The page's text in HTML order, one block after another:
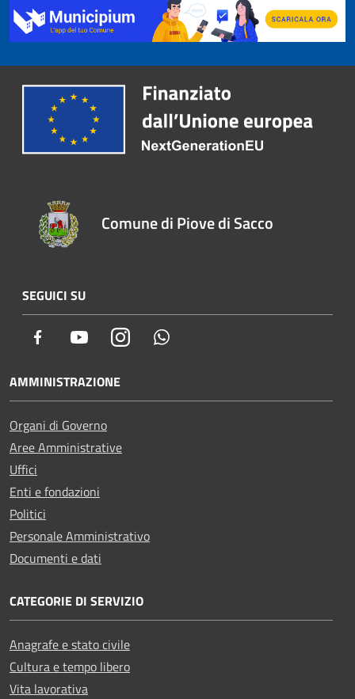
Comune di Piove di Sacco
SEGUICI SU
Facebook YoutubeInstagram
AMMINISTRAZIONE
Organi di Governo
Aree Amministrative
Uffici
Enti e fondazioni
Politici
Personale Amministrativo
Documenti e dati
CATEGORIE DI SERVIZIO
Anagrafe e stato civile
Cultura e tempo libero
Vita lavorativa